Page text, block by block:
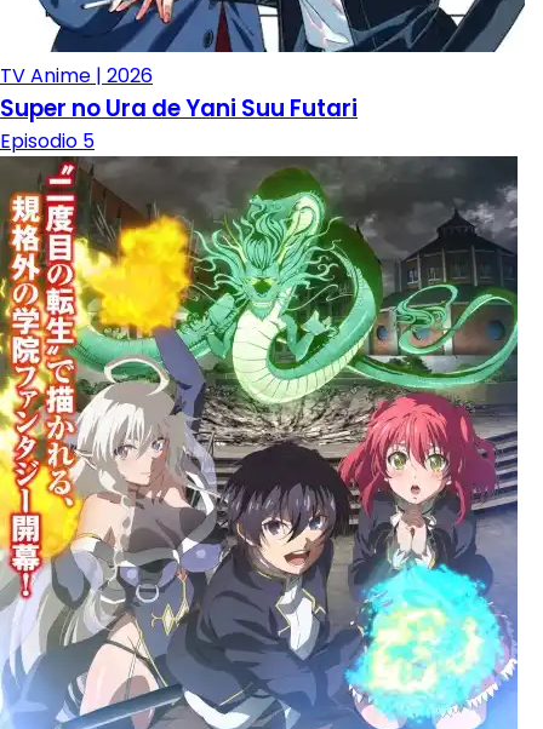
TV Anime | 2026
Super no Ura de Yani Suu Futari
Episodio 5